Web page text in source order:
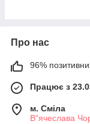
Про нас
96%
Працює з
м. Сміла
В"ячеслава